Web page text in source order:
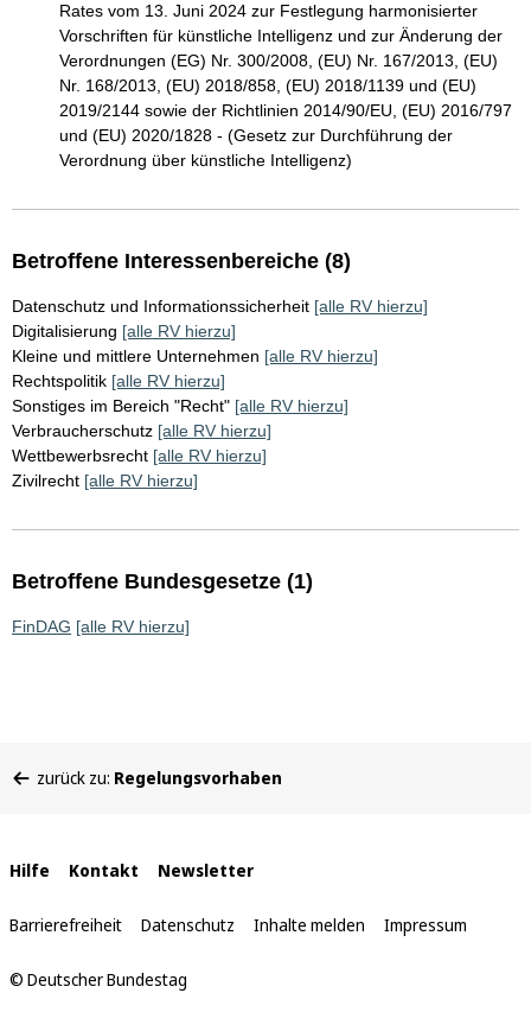
Rates vom 13. Juni 2024 zur Festlegung harmonisierter
Vorschriften für künstliche Intelligenz und zur Änderung der
Verordnungen (EG) Nr. 300/2008, (EU) Nr. 167/2013, (EU)
Nr. 168/2013, (EU) 2018/858, (EU) 2018/1139 und (EU)
2019/2144 sowie der Richtlinien 2014/90/EU, (EU) 2016/797
und (EU) 2020/1828 - (Gesetz zur Durchführung der
Verordnung über künstliche Intelligenz)
Betroffene Interessenbereiche (8)
Datenschutz und Informationssicherheit [alle RV hierzu]
Digitalisierung [alle RV hierzu]
Kleine und mittlere Unternehmen [alle RV hierzu]
Rechtspolitik [alle RV hierzu]
Sonstiges im Bereich "Recht" [alle RV hierzu]
Verbraucherschutz [alle RV hierzu]
Wettbewerbsrecht [alle RV hierzu]
Zivilrecht [alle RV hierzu]
Betroffene Bundesgesetze (1)
FinDAG [alle RV hierzu]
befinden
zurück zu: Regelungsvorhaben
Interne
Links
Hilfe Kontakt Newsletter
Barrierefreiheit Datenschutz Inhalte melden Impressum
© Deutscher Bundestag